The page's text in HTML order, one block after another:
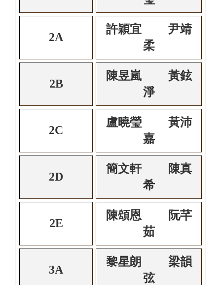
2A
許穎宜 尹靖
柔
2B
陳昱嵐 黃鉉
淨
2C
盧曉瑩 黃沛
嘉
2D
簡文軒 陳真
希
2E
陳頌恩 阮芊
茹
3A
黎星朗 梁韻
弦